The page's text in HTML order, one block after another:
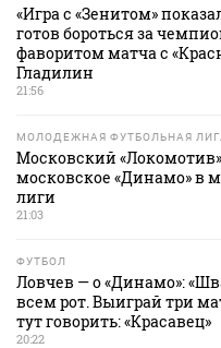
«Игра с «Зенитом»
готов бороться за
фаворитом матча с
Гладилин
21:56
МОЛОДЕЖНАЯ ФУТБОЛЬНАЯ
Московский
московское «Динамо» в
лиги
21:03
ФУТБОЛ
Ловчев — о «Динамо»:
всем рот. Выиграй три
тут говорить: «Красавец»
20:22